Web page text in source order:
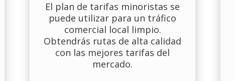
El plan de tarifas minoristas se
puede utilizar para un tráfico
comercial local limpio.
Obtendrás rutas de alta calidad
con las mejores tarifas del
mercado.